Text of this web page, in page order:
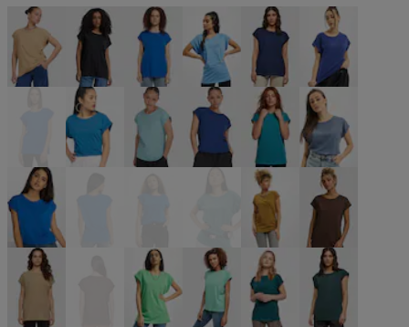
beige schwarzblau blau blau
blau blau blau
blau blau blau braun braun